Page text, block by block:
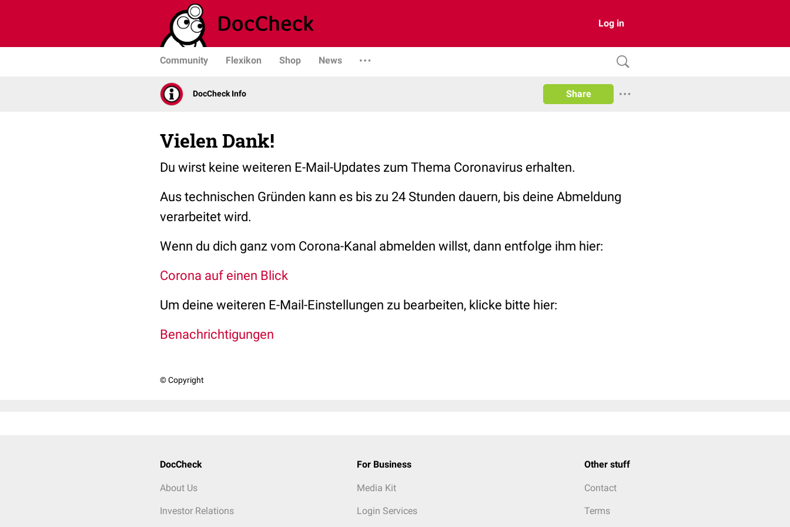
Log in
Community Flexikon Shop News
DocCheck Info Share
Vielen Dank!
Du wirst keine weiteren E-Mail-Updates zum Thema Coronavirus erhalten.
Aus technischen Gründen kann es bis zu 24 Stunden dauern, bis deine Abmeldung
verarbeitet wird.
Wenn du dich ganz vom Corona-Kanal abmelden willst, dann entfolge ihm hier:
Corona auf einen Blick
Um deine weiteren E-Mail-Einstellungen zu bearbeiten, klicke bitte hier:
Benachrichtigungen
© Copyright
DocCheck
About Us
Investor Relations
For Business
Media Kit
Login Services
Other stuff
Contact
Terms